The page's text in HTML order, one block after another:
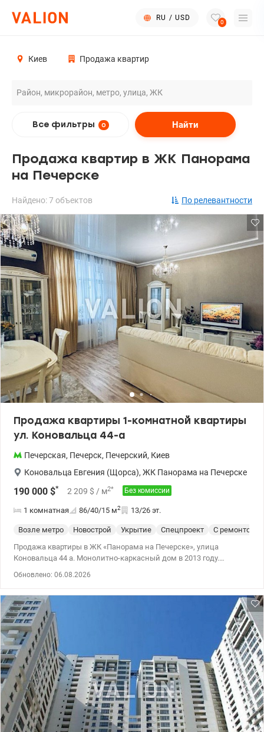
RU / USD
0
Киев Продажа квартир
Все фильтры 0 Найти
Продажа квартир в ЖК Панорама
на Печерске
Найдено: 7 объектов По релевантности
Продажа квартиры 1-комнатной квартиры
ул. Коновальца 44-а
Печерская, Печерск, Печерский, Киев
Коновальца Евгения (Щорса), ЖК Панорама на Печерске
190 000 $* 2 209 $ / м2* Без комиссии
1 комнатная 86/40/15 м2 13/26 эт.
Возле метро Новострой Укрытие Спецпроект
С ремонтом
Продажа квартиры в ЖК «Панорама на Печерске», улица
Коновальца 44 а. Монолитно-каркасный дом в 2013 году.
с собственной парковкой и детской площадкой Инфраструктура:
Рядом школы, детские сады, супермаркеты, кафе и спортивные
залы. Удобная транспортная развязка позволяет быстро
добраться в любой уголок города. Есть подземный паркинг,
служит как укрытие. Цена 190000 у.е Моб. (096) 59-43-044 Вита,
без комиссии. valion.ua/1122600
Обновлено: 06.08.2026